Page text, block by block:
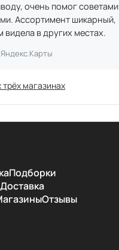
очень помог советами
Ассортимент шикарный,
видела в других местах.
трёх магазинах
Подборки
Доставка
Отзывы